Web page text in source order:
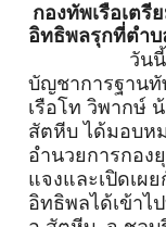
กองทัพเรือเตรี
อิทธิพลรุกที่ตำ
วันนี้
บัญชาการฐานทั
เรือโท วิพากษ์
สัตหีบ ได้มอบห
อำนวยการกอง
แจงและเปิดเผ
อิทธิพลได้เข้าไ